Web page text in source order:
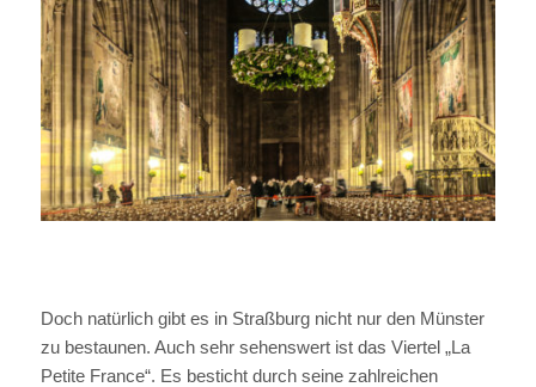
Doch natürlich gibt es in Straßburg nicht nur den Münster
zu bestaunen. Auch sehr sehenswert ist das Viertel „La
Petite France“. Es besticht durch seine zahlreichen